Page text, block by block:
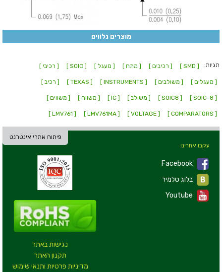
מוצרים נלווים
תגיות: [ SMD ] [ רכיבים ] [ מתח ] [ מעגל ] [ SOIC ] [ רכיבי ]
[ מעגלים ] [ משולבים ] [ INSTRUMENTS ]
[ TEXAS ] [ רכיב ]
[ SOIC-8 ]
[ SOIC8 ] [ משולב ] [ IC ] [ משווה ] [ משווים ]
[ COMPARATORS ]
[ VOLTAGE ]
[ LMV761MA ]
[ LMV761 ]
פיתוח אתרי אינטרנט
נגישות באתר
תקנון האתר
מדיניות פרטיות ותנאי שימוש
עקבו אחרינו
Facebook
Youtube